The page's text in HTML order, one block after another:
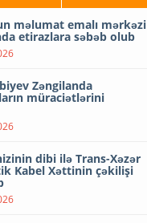
məlumat emalı mərkəzi
etirazlara səbəb olub
Zəngilanda
müraciətlərini
dibi ilə Trans-Xəzər
Kabel Xəttinin çəkilişi